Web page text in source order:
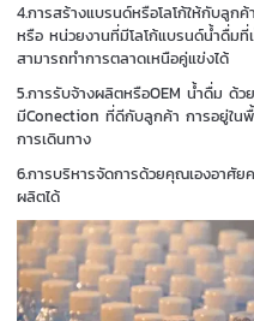
4.การสร้างแบรนด์หรือโลโก้ให้กับลูก
หรือ หน่วยงานที่มีโลโก้แบรนด์น้ำดื่ม
สามารถทำการตลาดเหนือคู่แข่งได้
5.การรับจ้างผลิตหรือOEM น้ำดื่ม ด้ว
มีConection ที่ดีกับลูกค้า การอยู่ในพื้
การเดินทาง
6.การบริหารจัดการด้วยคุณเองอาศั
ผลิตได้